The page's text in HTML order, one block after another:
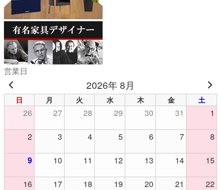
営業日
2026年 8月
日 月 火 水 木 金 土
26 27 28 29 30 31 1
2 3 4 5 6 7 8
9 10 11 12 13 14 15
16 17 18 19 20 21 22